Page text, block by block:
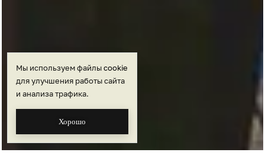
Мы используем файлыcookie
для улучшения работы сайта
и анализа трафика.
Хорошо